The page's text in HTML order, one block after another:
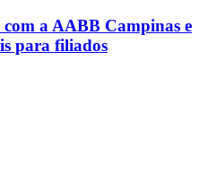
a AABB Campinas e
para filiados